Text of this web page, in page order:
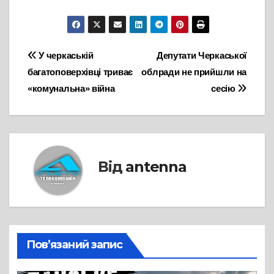
Навігація
записів
Депутати Черкаської
облради не прийшли на
сесію
У черкаській
багатоповерхівці триває
«комунальна» війна
Від antenna
Пов’язаний запис